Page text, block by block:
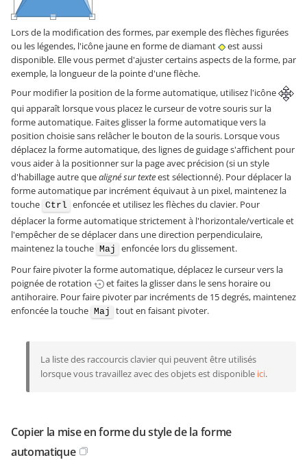
Lors de la modification des formes, par exemple des flèches figurées
ou les légendes, l'icône jaune en forme de diamant
est aussi
disponible. Elle vous permet d'ajuster certains aspects de la forme, par
exemple, la longueur de la pointe d'une flèche.
Pour modifier la position de la forme automatique, utilisez l'icône
qui apparaît lorsque vous placez le curseur de votre souris sur la
forme automatique. Faites glisser la forme automatique vers la
position choisie sans relâcher le bouton de la souris. Lorsque vous
déplacez la forme automatique, des lignes de guidage s'affichent pour
vous aider à la positionner sur la page avec précision (si un style
d'habillage autre quealigné sur texteest sélectionné). Pour déplacer la
forme automatique par incrément équivaut à un pixel, maintenez la
touche Ctrl enfoncée et utilisez les flèches du clavier. Pour
déplacer la forme automatique strictement à l'horizontale/verticale et
l'empêcher de se déplacer dans une direction perpendiculaire,
maintenez la touche Maj
enfoncée lors du glissement.
Pour faire pivoter la forme automatique, déplacez le curseur vers la
poignée de rotation
et faites la glisser dans le sens horaire ou
antihoraire. Pour faire pivoter par incréments de 15 degrés, maintenez
enfoncée la touche Maj tout en faisant pivoter.
La liste des raccourcis clavier qui peuvent être utilisés
lorsque vous travaillez avec des objets est disponible ici.
Copier la mise en forme du style de la forme
automatique